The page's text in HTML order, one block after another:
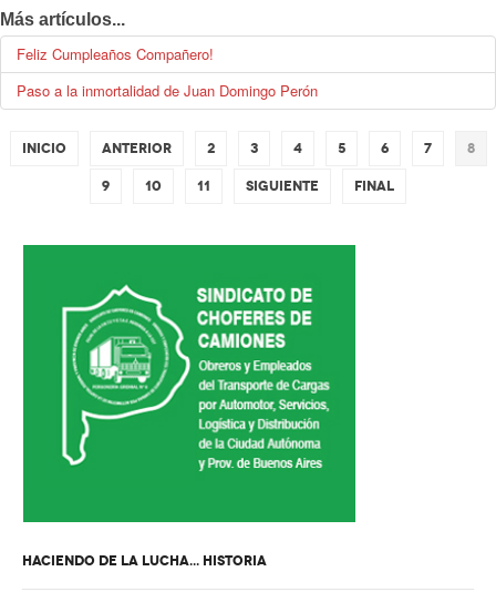
Más artículos...
Feliz Cumpleaños Compañero!
Paso a la inmortalidad de Juan Domingo Perón
Inicio Anterior 2 3 4 5 6 7 8
9 10 11 Siguiente Final
HACIENDO DE LA LUCHA... HISTORIA